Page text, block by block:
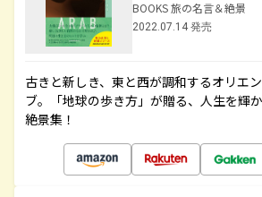
BOOKS 旅の名言＆絶景
2022.07.14 発売
古きと新しき、東と西が調和するオリエ
ブ。「地球の歩き方」が贈る、人生を輝
絶景集！